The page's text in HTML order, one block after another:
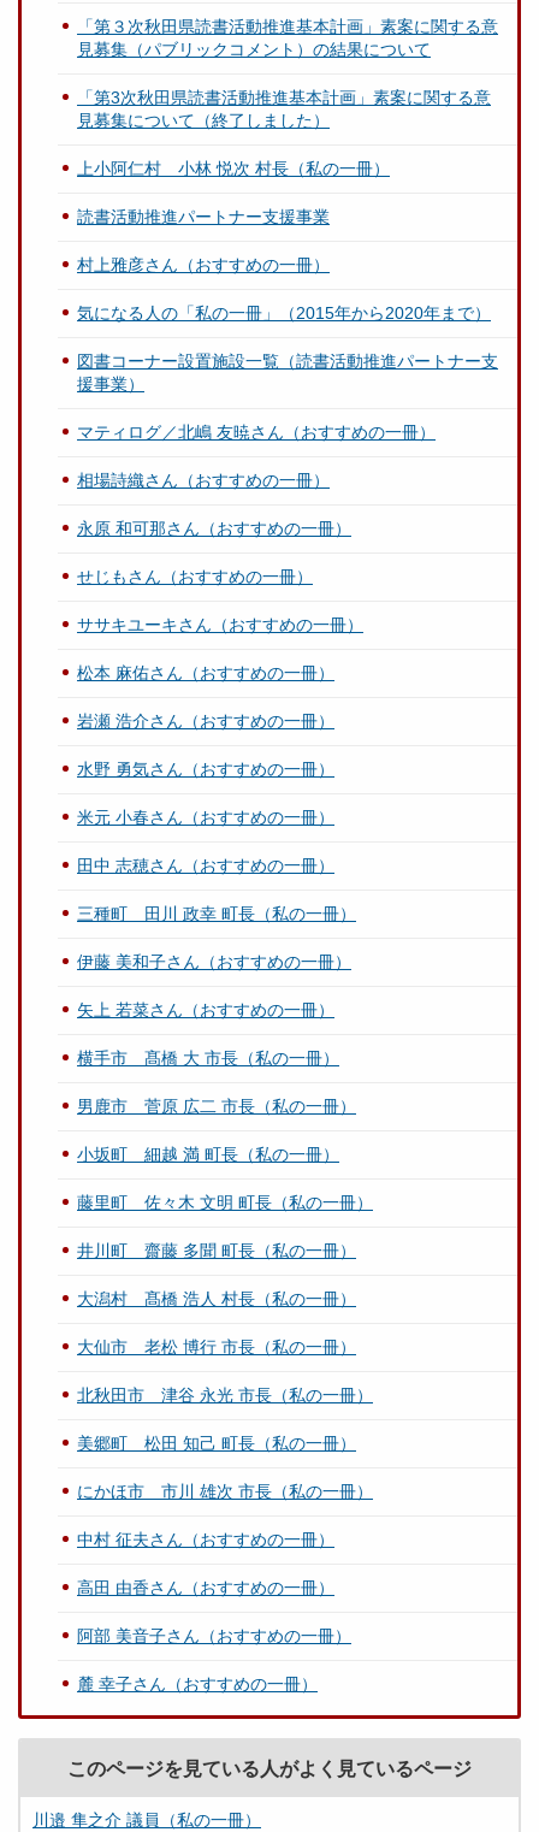
「第３次秋田県読書活動推進基本計画」素案に関する意
見募集（パブリックコメント）の結果について
「第3次秋田県読書活動推進基本計画」素案に関する意
見募集について（終了しました）
上小阿仁村 小林 悦次 村長（私の一冊）
読書活動推進パートナー支援事業
村上雅彦さん（おすすめの一冊）
気になる人の「私の一冊」（2015年から2020年まで）
図書コーナー設置施設一覧（読書活動推進パートナー支
援事業）
マティログ／北嶋 友暁さん（おすすめの一冊）
相場詩織さん（おすすめの一冊）
永原 和可那さん（おすすめの一冊）
せじもさん（おすすめの一冊）
ササキユーキさん（おすすめの一冊）
松本 麻佑さん（おすすめの一冊）
岩瀬 浩介さん（おすすめの一冊）
水野 勇気さん（おすすめの一冊）
米元 小春さん（おすすめの一冊）
田中 志穂さん（おすすめの一冊）
三種町 田川 政幸 町長（私の一冊）
伊藤 美和子さん（おすすめの一冊）
矢上 若菜さん（おすすめの一冊）
横手市 髙橋 大 市長（私の一冊）
男鹿市 菅原 広二 市長（私の一冊）
小坂町 細越 満 町長（私の一冊）
藤里町 佐々木 文明 町長（私の一冊）
井川町 齋藤 多聞 町長（私の一冊）
大潟村 髙橋 浩人 村長（私の一冊）
大仙市 老松 博行 市長（私の一冊）
北秋田市 津谷 永光 市長（私の一冊）
美郷町 松田 知己 町長（私の一冊）
にかほ市 市川 雄次 市長（私の一冊）
中村 征夫さん（おすすめの一冊）
高田 由香さん（おすすめの一冊）
阿部 美音子さん（おすすめの一冊）
麓 幸子さん（おすすめの一冊）
このページを見ている人がよく見ているページ
川邉 隼之介 議員（私の一冊）